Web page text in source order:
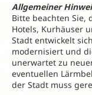
Allgemeiner
Bitte beachten Sie,
Hotels, Kurhäuser
Stadt entwickelt
modernisiert und
unerwartet zu
eventuellen
der Stadt muss